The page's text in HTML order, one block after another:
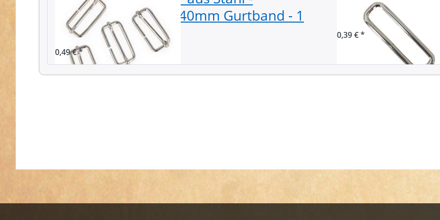
41x17x3,5mm - für 40mm Gurtband - 1
Stück
0,49 € *
-
0,39 € *